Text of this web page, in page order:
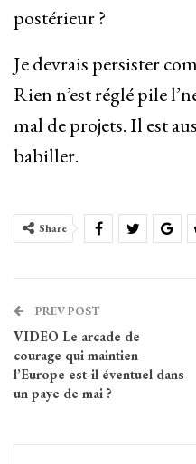
postérieur ?
Je devrais persister
Rien n’est réglé pile
mal de projets. Il est
babiller.
Share
PREV POST
VIDEO Le arcade de
courage qui maintien
l’Europe est-il éventuel dans
un paye de mai ?